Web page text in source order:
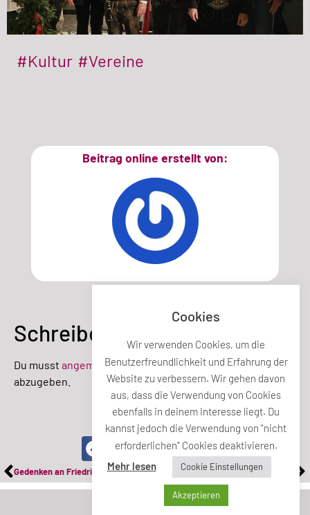
#Kultur #Vereine
Schreibe einen Kommentar
Du musst angemeldetsein, um einen Kommentar
abzugeben.
Beitrag online erstellt von:
Teile diesen Beitrag
Gedenken an Friedrich und Johanna Reitlinger Müllsammelaktion
Cookies
Wir verwenden Cookies, um die
Benutzerfreundlichkeit und Erfahrung der
Website zu verbessern. Wir gehen davon
aus, dass die Verwendung von Cookies
ebenfalls in deinem Interesse liegt. Du
kannst jedoch die Verwendung von "nicht
erforderlichen" Cookies deaktivieren.
Mehr lesen
Cookie Einstellungen
Akzeptieren